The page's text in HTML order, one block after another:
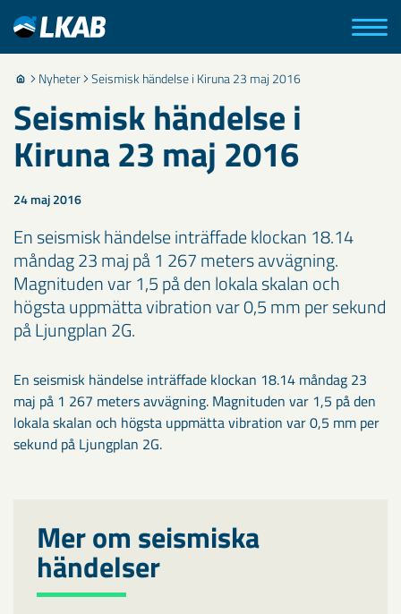
Nyheter Seismisk händelse i Kiruna 23 maj 2016
Seismisk händelse i
Kiruna 23 maj 2016
24 maj 2016
En seismisk händelse inträffade klockan 18.14
måndag 23 maj på 1 267 meters avvägning.
Magnituden var 1,5 på den lokala skalan och
högsta uppmätta vibration var 0,5 mm per sekund
på Ljungplan 2G.
En seismisk händelse inträffade klockan 18.14 måndag 23
maj på 1 267 meters avvägning. Magnituden var 1,5 på den
lokala skalan och högsta uppmätta vibration var 0,5 mm per
sekund på Ljungplan 2G.
Mer om seismiska
händelser